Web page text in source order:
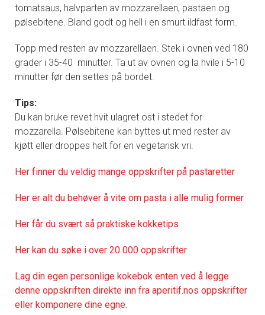
tomatsaus, halvparten av mozzarellaen, pastaen og
pølsebitene. Bland godt og hell i en smurt ildfast form.
Topp med resten av mozzarellaen. Stek i ovnen ved 180
grader i 35-40 minutter. Ta ut av ovnen og la hvile i 5-10
minutter før den settes på bordet.
Tips:
Du kan bruke revet hvit ulagret ost i stedet for
mozzarella. Pølsebitene kan byttes ut med rester av
kjøtt eller droppes helt for en vegetarisk vri.
Her finner du veldig mange oppskrifter på pastaretter
Her er alt du behøver å vite om pasta i alle mulig former
Her får du svært så praktiske kokketips
Her kan du søke i over 20 000 oppskrifter
Lag din egen personlige kokebok enten ved å legge
denne oppskriften direkte inn fra aperitif.nos oppskrifter
eller komponere dine egne.